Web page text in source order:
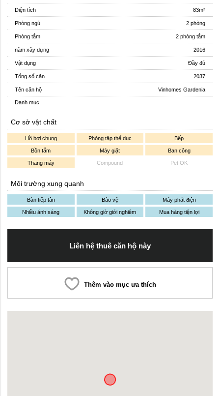
Diện tích 83m²
Phòng ngủ 2 phòng
Phòng tắm 2 phòng tắm
năm xây dựng 2016
Vật dụng Đầy đủ
Tổng số căn 2037
Tên căn hộ Vinhomes Gardenia
Danh mục
Cơ sở vật chất
Hồ bơi chung Phòng tập thể dục Bếp
Bồn tắm Máy giặt Ban công
Thang máy Compound Pet OK
Môi trường xung quanh
Bàn tiếp tân Bảo vệ Máy phát điện
Nhiều ánh sáng Không giờ giới nghiêm Mua hàng tiện lợi
Liên hệ thuê căn hộ này
Thêm vào mục ưa thích